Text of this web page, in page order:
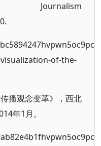
of-the-
播观念变革》，西北
年1月。